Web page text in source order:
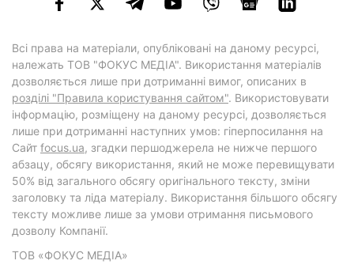
Всі права на матеріали, опубліковані на даному ресурсі,
належать ТОВ "ФОКУС МЕДІА". Використання матеріалів
дозволяється лише при дотриманні вимог, описаних в
розділі "Правила користування сайтом". Використовувати
інформацію, розміщену на даному ресурсі, дозволяється
лише при дотриманні наступних умов: гіперпосилання на
Cайт focus.ua, згадки першоджерела не нижче першого
абзацу, обсягу використання, який не може перевищувати
50% від загального обсягу оригінального тексту, зміни
заголовку та ліда матеріалу. Використання більшого обсягу
тексту можливе лише за умови отримання письмового
дозволу Компанії.
ТОВ «ФОКУС МЕДІА»